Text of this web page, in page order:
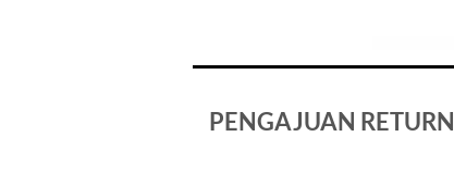
PENGAJUAN RETURN